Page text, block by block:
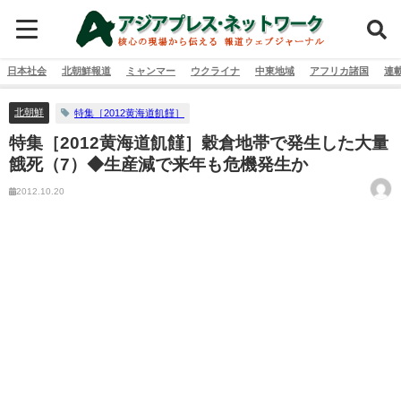
日本社会 北朝鮮報道 ミャンマー ウクライナ 中東地域 アフリカ諸国 連
北朝鮮 特集［2012黄海道飢饉］
特集［2012黄海道飢饉］穀倉地帯で発生した大量
餓死（7）◆生産減で来年も危機発生か
2012.10.20